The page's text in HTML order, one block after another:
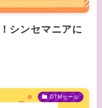
シンセマニアに
DTMセール